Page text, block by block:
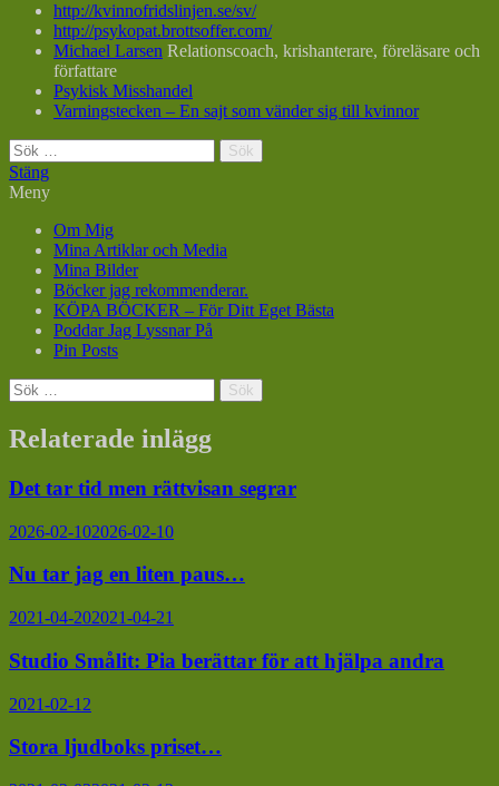
http://kvinnofridslinjen.se/sv/
http://psykopat.brottsoffer.com/
Michael Larsen Relationscoach, krishanterare, föreläsare och
författare
Psykisk Misshandel
Varningstecken – En sajt som vänder sig till kvinnor
Sök
efter:
Stäng
Meny
Om Mig
Mina Artiklar och Media
Mina Bilder
Böcker jag rekommenderar.
KÖPA BÖCKER – För Ditt Eget Bästa
Poddar Jag Lyssnar På
Pin Posts
Sök
efter:
Relaterade inlägg
Det tar tid men rättvisan segrar
2026-02-102026-02-10
Nu tar jag en liten paus…
2021-04-202021-04-21
Studio Smålit: Pia berättar för att hjälpa andra
2021-02-12
Stora ljudboks priset…